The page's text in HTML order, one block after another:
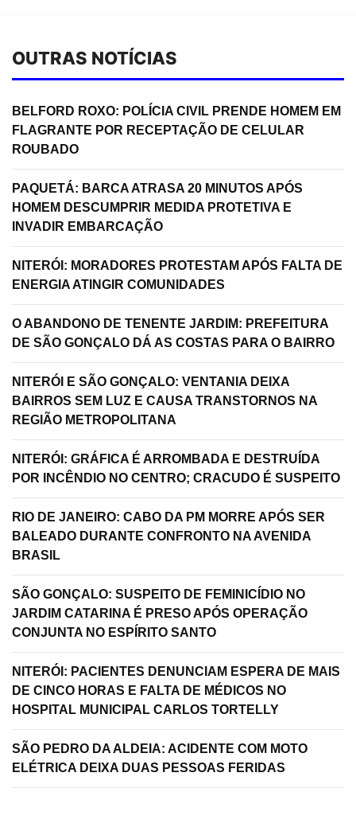
OUTRAS NOTÍCIAS
BELFORD ROXO: POLÍCIA CIVIL PRENDE HOMEM EM
FLAGRANTE POR RECEPTAÇÃO DE CELULAR
ROUBADO
PAQUETÁ: BARCA ATRASA 20 MINUTOS APÓS
HOMEM DESCUMPRIR MEDIDA PROTETIVA E
INVADIR EMBARCAÇÃO
NITERÓI: MORADORES PROTESTAM APÓS FALTA DE
ENERGIA ATINGIR COMUNIDADES
O ABANDONO DE TENENTE JARDIM: PREFEITURA
DE SÃO GONÇALO DÁ AS COSTAS PARA O BAIRRO
NITERÓI E SÃO GONÇALO: VENTANIA DEIXA
BAIRROS SEM LUZ E CAUSA TRANSTORNOS NA
REGIÃO METROPOLITANA
NITERÓI: GRÁFICA É ARROMBADA E DESTRUÍDA
POR INCÊNDIO NO CENTRO; CRACUDO É SUSPEITO
RIO DE JANEIRO: CABO DA PM MORRE APÓS SER
BALEADO DURANTE CONFRONTO NA AVENIDA
BRASIL
SÃO GONÇALO: SUSPEITO DE FEMINICÍDIO NO
JARDIM CATARINA É PRESO APÓS OPERAÇÃO
CONJUNTA NO ESPÍRITO SANTO
NITERÓI: PACIENTES DENUNCIAM ESPERA DE MAIS
DE CINCO HORAS E FALTA DE MÉDICOS NO
HOSPITAL MUNICIPAL CARLOS TORTELLY
SÃO PEDRO DA ALDEIA: ACIDENTE COM MOTO
ELÉTRICA DEIXA DUAS PESSOAS FERIDAS